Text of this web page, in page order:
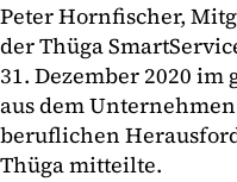
Peter Hornfischer,
der Thüga
31. Dezember 2020
aus dem
beruflichen
Thüga mitteilte.